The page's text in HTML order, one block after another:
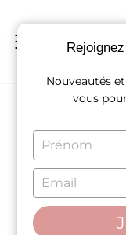
contenu
Nouveautés
vous
TYPE
YOUR
NAME
TYPE
YOUR
EMAIL